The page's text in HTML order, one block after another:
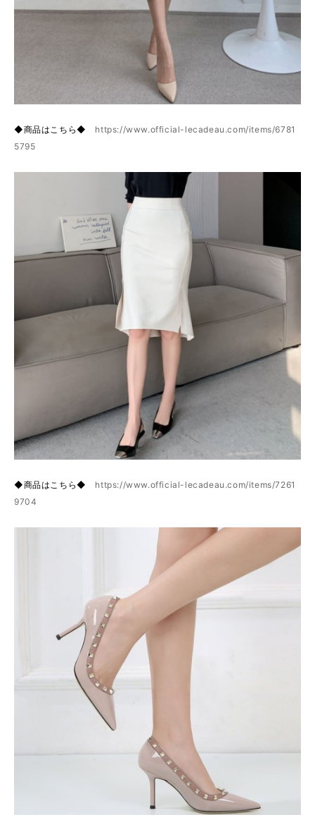
◆商品はこちら◆ https://www.official-lecadeau.com/items/6781
5795
◆商品はこちら◆ https://www.official-lecadeau.com/items/7261
9704